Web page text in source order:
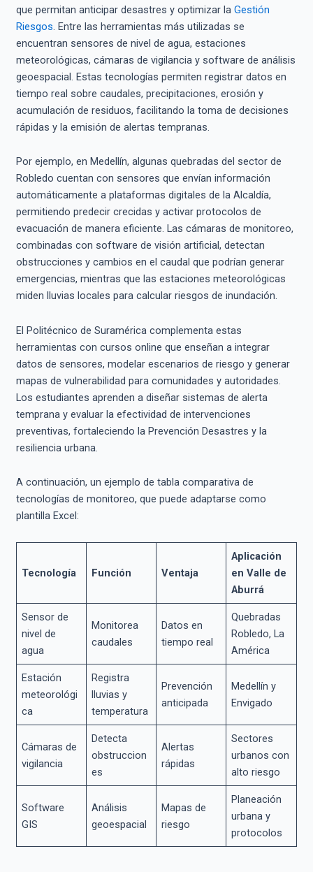
que permitan anticipar desastres y optimizar la Gestión
Riesgos. Entre las herramientas más utilizadas se
encuentran sensores de nivel de agua, estaciones
meteorológicas, cámaras de vigilancia y software de análisis
geoespacial. Estas tecnologías permiten registrar datos en
tiempo real sobre caudales, precipitaciones, erosión y
acumulación de residuos, facilitando la toma de decisiones
rápidas y la emisión de alertas tempranas.
Por ejemplo, en Medellín, algunas quebradas del sector de
Robledo cuentan con sensores que envían información
automáticamente a plataformas digitales de la Alcaldía,
permitiendo predecir crecidas y activar protocolos de
evacuación de manera eficiente. Las cámaras de monitoreo,
combinadas con software de visión artificial, detectan
obstrucciones y cambios en el caudal que podrían generar
emergencias, mientras que las estaciones meteorológicas
miden lluvias locales para calcular riesgos de inundación.
El Politécnico de Suramérica complementa estas
herramientas con cursos online que enseñan a integrar
datos de sensores, modelar escenarios de riesgo y generar
mapas de vulnerabilidad para comunidades y autoridades.
Los estudiantes aprenden a diseñar sistemas de alerta
temprana y evaluar la efectividad de intervenciones
preventivas, fortaleciendo la Prevención Desastres y la
resiliencia urbana.
A continuación, un ejemplo de tabla comparativa de
tecnologías de monitoreo, que puede adaptarse como
plantilla Excel:
Tecnología Función Ventaja
Aplicación
en Valle de
Aburrá
Sensor de
nivel de
agua
Monitorea
caudales
Datos en
tiempo real
Quebradas
Robledo, La
América
Estación
meteorológi
ca
Registra
lluvias y
temperatura
Prevención
anticipada
Medellín y
Envigado
Cámaras de
vigilancia
Detecta
obstruccion
es
Alertas
rápidas
Sectores
urbanos con
alto riesgo
Software
GIS
Análisis
geoespacial
Mapas de
riesgo
Planeación
urbana y
protocolos